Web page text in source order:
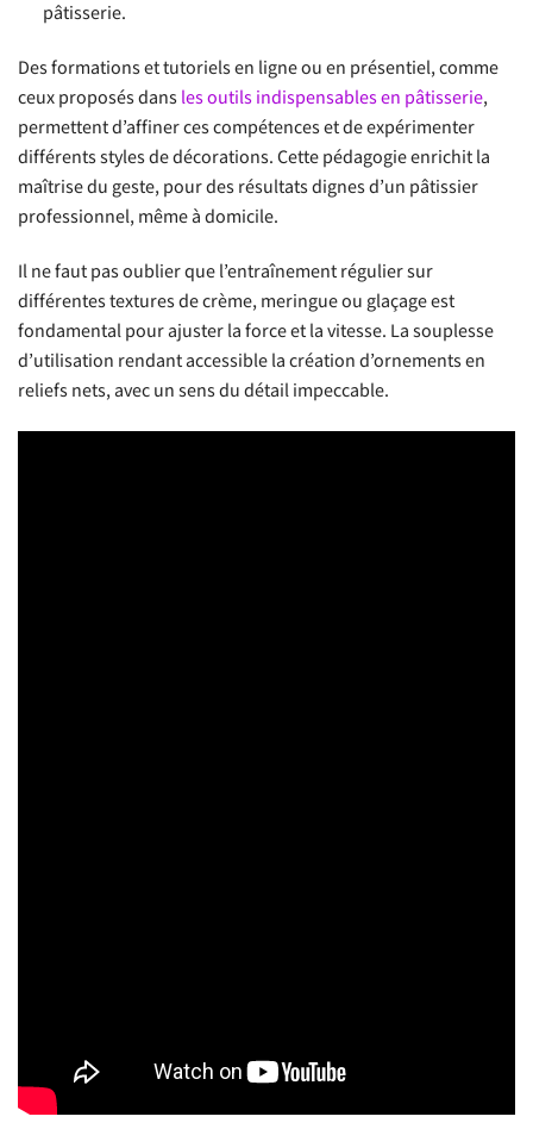
pâtisserie.
Des formations et tutoriels en ligne ou en présentiel, comme
ceux proposés dansles outils indispensables en pâtisserie,
permettent d’affiner ces compétences et de expérimenter
différents styles de décorations. Cette pédagogie enrichit la
maîtrise du geste, pour des résultats dignes d’un pâtissier
professionnel, même à domicile.
Il ne faut pas oublier que l’entraînement régulier sur
différentes textures de crème, meringue ou glaçage est
fondamental pour ajuster la force et la vitesse. La souplesse
d’utilisation rendant accessible la création d’ornements en
reliefs nets, avec un sens du détail impeccable.